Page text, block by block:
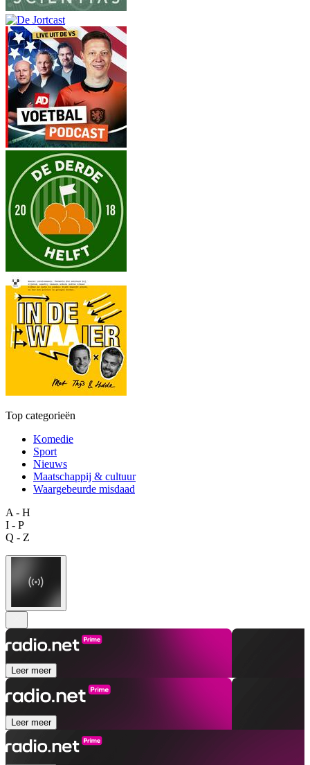
Top categorieën
Komedie
Sport
Nieuws
Maatschappij & cultuur
Waargebeurde misdaad
A - H
I - P
Q - Z
Leer meer
Leer meer